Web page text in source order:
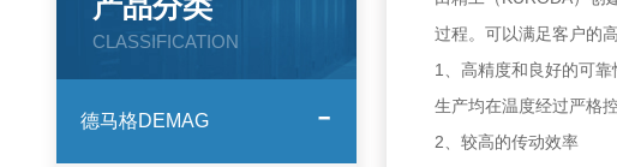
过程。可以满足客户的
1、高精度和良好的可靠
生产均在温度经过严格
2、较高的传动效率
CLASSIFICATION
德马格DEMAG